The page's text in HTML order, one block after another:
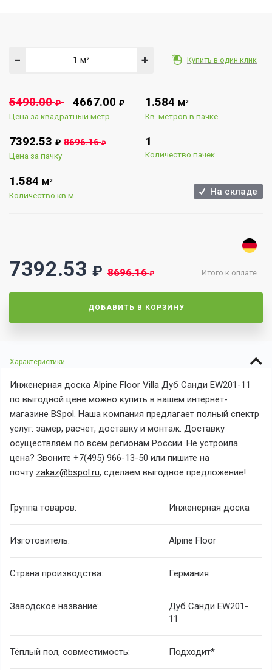
Купить в один клик
− +
5490.00 ₽ 4667.00 ₽
Цена за квадратный метр
1.584 М²
Кв. метров в пачке
7392.53 ₽ 8696.16₽
Цена за пачку
1
Количество пачек
1.584 М²
Количество кв.м. На складе
Итого к оплате
7392.53 ₽ 8696.16₽
ДОБАВИТЬ В КОРЗИНУ
Характеристики
Инженерная доска Alpine Floor Villa Дуб Санди EW201-11
по выгодной цене можно купить в нашем интернет-
магазине BSpol. Наша компания предлагает полный спектр
услуг: замер, расчет, доставку и монтаж. Доставку
осуществляем по всем регионам России. Не устроила
цена? Звоните +7(495) 966-13-50 или пишите на
почту zakaz@bspol.ru, сделаем выгодное предложение!
Группа товаров: Инженерная доска
Изготовитель: Alpine Floor
Страна производства: Германия
Заводское название:
Дуб Санди EW201-
11
Тёплый пол, совместимость: Подходит*